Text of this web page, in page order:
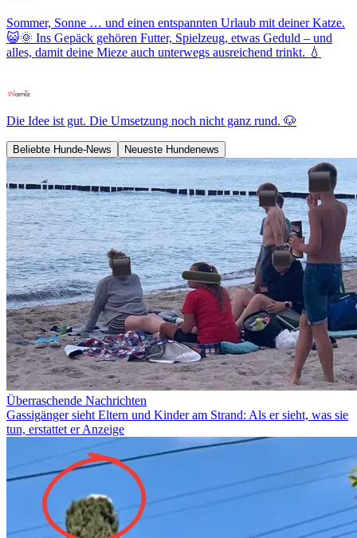
Sommer, Sonne … und einen entspannten Urlaub mit deiner Katze.
😺🌞 Ins Gepäck gehören Futter, Spielzeug, etwas Geduld – und
alles, damit deine Mieze auch unterwegs ausreichend trinkt. 💧
Die Idee ist gut. Die Umsetzung noch nicht ganz rund. 🐶
Beliebte Hunde-News Neueste Hundenews
Überraschende Nachrichten
Gassigänger sieht Eltern und Kinder am Strand: Als er sieht, was sie
tun, erstattet er Anzeige